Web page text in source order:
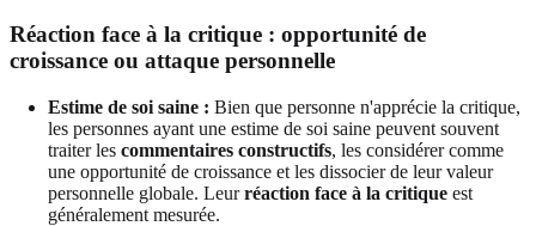
Réaction face à la critique : opportunité de
croissance ou attaque personnelle
Estime de soi saine : Bien que personne n'apprécie la critique,
les personnes ayant une estime de soi saine peuvent souvent
traiter les commentaires constructifs, les considérer comme
une opportunité de croissance et les dissocier de leur valeur
personnelle globale. Leurréaction face à la critique est
généralement mesurée.